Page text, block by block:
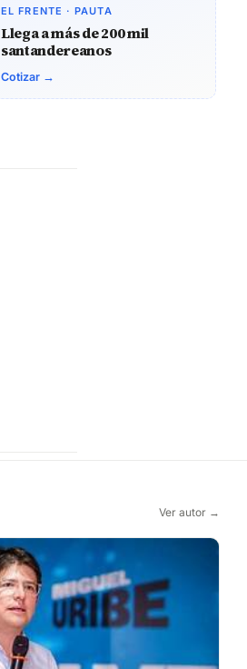
EL FRENTE · PAUTA
Llega a más de 200 mil
santandereanos
Cotizar →
Ver autor →